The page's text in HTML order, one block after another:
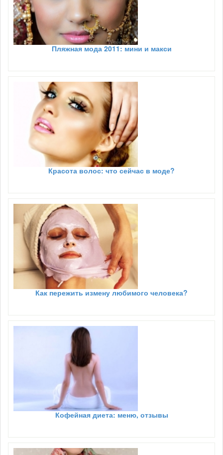
Пляжная мода 2011: мини и макси
Красота волос: что сейчас в моде?
Как пережить измену любимого человека?
Кофейная диета: меню, отзывы